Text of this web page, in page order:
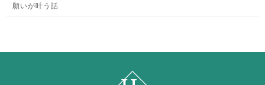
願いが叶う話